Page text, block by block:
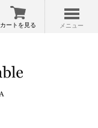
カートを見る メニュー